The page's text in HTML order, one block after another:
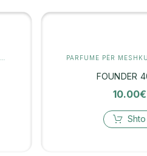
PARFUME PËR
FOUNDER
10.00€
Shto